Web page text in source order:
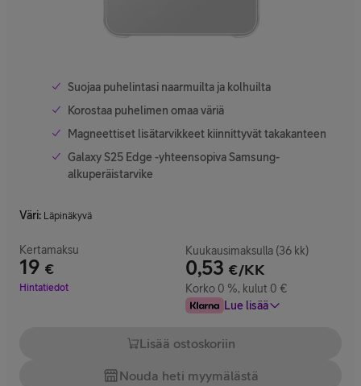
Suojaa puhelintasi naarmuilta ja kolhuilta
Korostaa puhelimen omaa väriä
Magneettiset lisätarvikkeet kiinnittyvät takakanteen
Galaxy S25 Edge -yhteensopiva Samsung-
alkuperäistarvike
Väri: Läpinäkyvä
Kertamaksu
19 €
Hinta 19 €
Hintatiedot
Kuukausimaksulla (36 kk)
0,53 €/KK
Korko 0 %, kulut 0 €
Lue lisää
Lisää ostoskoriin
Nouda heti myymälästä